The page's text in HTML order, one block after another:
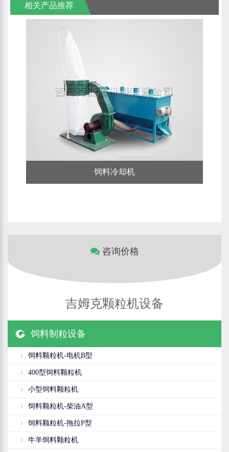
相关产品推荐
饲料冷却机
咨询价格
吉姆克颗粒机设备
饲料制粒设备
饲料颗粒机-电机B型
400型饲料颗粒机
小型饲料颗粒机
饲料颗粒机-柴油A型
饲料颗粒机-拖拉P型
牛羊饲料颗粒机